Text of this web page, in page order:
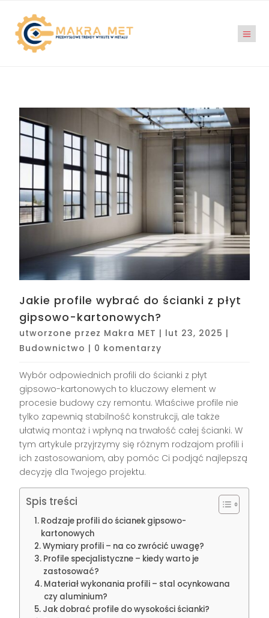
Jakie profile wybrać do ścianki z płyt
gipsowo-kartonowych?
utworzone przez Makra MET | lut 23, 2025 |
Budownictwo | 0 komentarzy
Wybór odpowiednich profili do ścianki z płyt
gipsowo-kartonowych to kluczowy element w
procesie budowy czy remontu. Właściwe profile nie
tylko zapewnią stabilność konstrukcji, ale także
ułatwią montaż i wpłyną na trwałość całej ścianki. W
tym artykule przyjrzymy się różnym rodzajom profili i
ich zastosowaniom, aby pomóc Ci podjąć najlepszą
decyzję dla Twojego projektu.
Spis treści
Rodzaje profili do ścianek gipsowo-
kartonowych
Wymiary profili – na co zwrócić uwagę?
Profile specjalistyczne – kiedy warto je
zastosować?
Materiał wykonania profili – stal ocynkowana
czy aluminium?
Jak dobrać profile do wysokości ścianki?